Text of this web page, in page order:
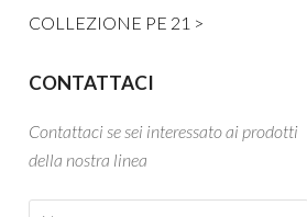
COLLEZIONE PE 21 >
CONTATTACI
Contattaci se sei interessato ai prodotti
della nostra linea